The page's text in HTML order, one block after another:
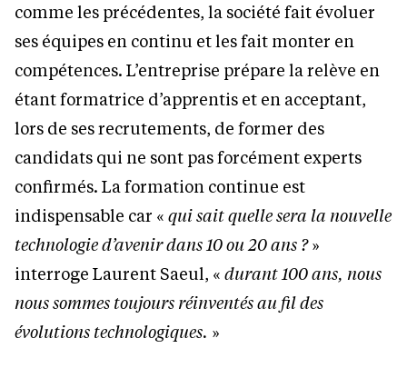
comme les précédentes, la société fait évoluer
ses équipes en continu et les fait monter en
compétences. L’entreprise prépare la relève en
étant formatrice d’apprentis et en acceptant,
lors de ses recrutements, de former des
candidats qui ne sont pas forcément experts
confirmés. La formation continue est
indispensable car « qui sait quelle sera la nouvelle
technologie d’avenir dans 10 ou 20 ans ?»
interroge Laurent Saeul, « durant 100 ans, nous
nous sommes toujours réinventés au fil des
évolutions technologiques. »